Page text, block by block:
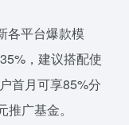
各平台爆款模
，建议搭配使
首月可享85%分
广基金。